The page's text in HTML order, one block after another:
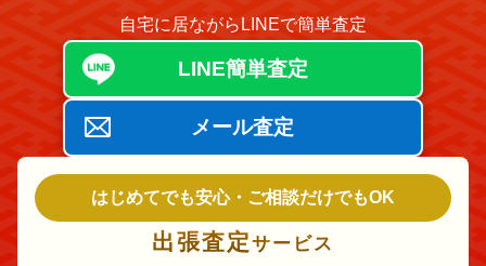
自宅に居ながらLINEで簡単査定
LINE簡単査定
メール査定
はじめてでも安心・ご相談だけでもOK
出張査定サービス